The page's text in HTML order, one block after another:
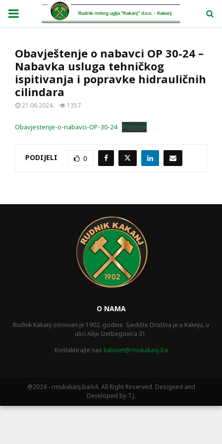
PRIMARY
Obavještenje o nabavci OP 30-24 –
Nabavka usluga tehničkog
ispitivanja i popravke hidrauličnih
cilindara
21.06.2024. 1357
Obavjestenje-o-nabavci-OP-30-24 Preuzmi
PODIJELI 0
O NAMA
Rudnik Kakanj osnovan je 1902. godine. Sjedište Društva je u Kaknju, u
ulici Alije Izetbegovića 31.
Kontaktirajte nas kabinet@rmukakanj.ba
@2024 - rmukakanj.ba/v4. All Right Reserved. Designed and
Developed by T.J.